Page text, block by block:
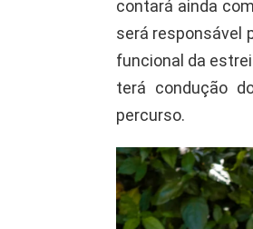
contará ainda
será responsável
funcional da
terá condução
percurso.